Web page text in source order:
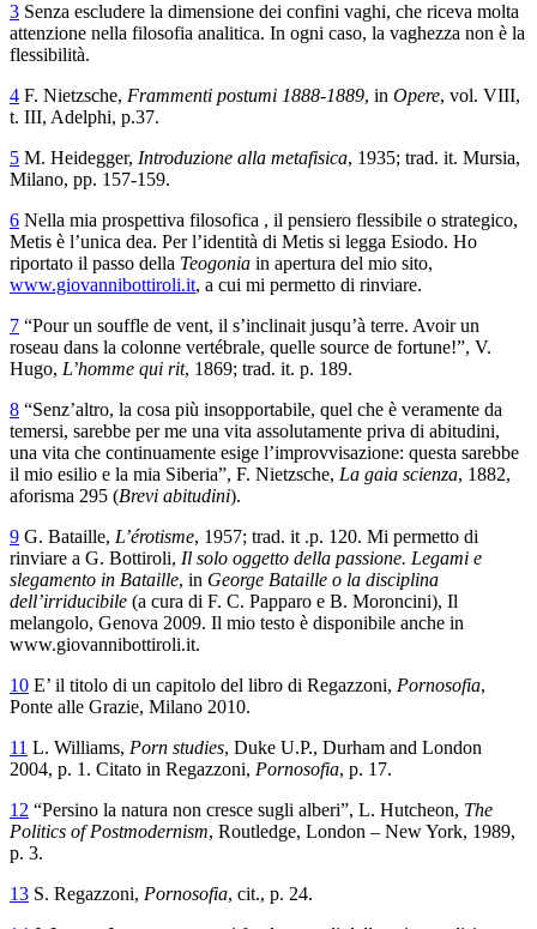
3 Senza escludere la dimensione dei confini vaghi, che riceva molta
attenzione nella filosofia analitica. In ogni caso, la vaghezza non è la
flessibilità.
4 F. Nietzsche, Frammenti postumi 1888-1889, in Opere, vol. VIII,
t. III, Adelphi, p.37.
5 M. Heidegger, Introduzione alla metafisica, 1935; trad. it. Mursia,
Milano, pp. 157-159.
6 Nella mia prospettiva filosofica , il pensiero flessibile o strategico,
Metis è l’unica dea. Per l’identità di Metis si legga Esiodo. Ho
riportato il passo della Teogonia in apertura del mio sito,
www.giovannibottiroli.it, a cui mi permetto di rinviare.
7 “Pour un souffle de vent, il s’inclinait jusqu’à terre. Avoir un
roseau dans la colonne vertébrale, quelle source de fortune!”, V.
Hugo, L’homme qui rit, 1869; trad. it. p. 189.
8 “Senz’altro, la cosa più insopportabile, quel che è veramente da
temersi, sarebbe per me una vita assolutamente priva di abitudini,
una vita che continuamente esige l’improvvisazione: questa sarebbe
il mio esilio e la mia Siberia”, F. Nietzsche, La gaia scienza, 1882,
aforisma 295 (Brevi abitudini).
9 G. Bataille, L’érotisme, 1957; trad. it .p. 120. Mi permetto di
rinviare a G. Bottiroli, Il solo oggetto della passione. Legami e
slegamento in Bataille, in George Bataille o la disciplina
dell’irriducibile (a cura di F. C. Papparo e B. Moroncini), Il
melangolo, Genova 2009. Il mio testo è disponibile anche in
www.giovannibottiroli.it.
10 E’ il titolo di un capitolo del libro di Regazzoni, Pornosofia,
Ponte alle Grazie, Milano 2010.
11 L. Williams, Porn studies, Duke U.P., Durham and London
2004, p. 1. Citato in Regazzoni, Pornosofia, p. 17.
12 “Persino la natura non cresce sugli alberi”, L. Hutcheon, The
Politics of Postmodernism, Routledge, London – New York, 1989,
p. 3.
13 S. Regazzoni, Pornosofia, cit., p. 24.